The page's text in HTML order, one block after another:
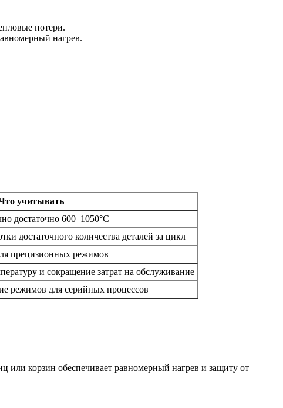
потери.
нагрев.
учитывать
достаточно 600–1050°C
достаточного количества деталей за цикл
прецизионных режимов
и сокращение затрат на обслуживание
режимов для серийных процессов
или корзин обеспечивает равномерный нагрев и защиту от